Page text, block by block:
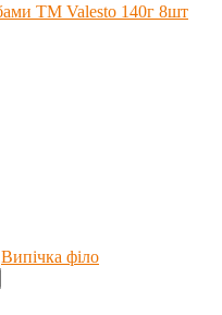
TM Valesto 140г 8шт
Випічка філо